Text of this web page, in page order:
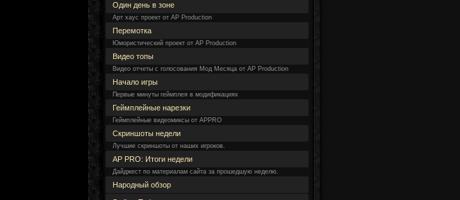
Один день в зоне
Арт хаус проект от AP Production
Перемотка
Юмористический проект от AP Production
Видео топы
Видео отчеты с голосования Мод Месяца от AP Production
Начало игры
Первые минуты геймплея в модификациях
Геймплейные нарезки
Геймплейные видеомиксы от APPRO
Скриншоты недели
Лучшие скриншоты от наших игроков.
AP PRO: Итоги недели
Дайджест по материалам сайта за прошедшую неделю.
Народный обзор